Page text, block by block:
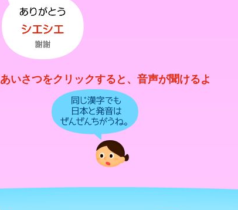
あいさつをクリックすると、音声が聞けるよ